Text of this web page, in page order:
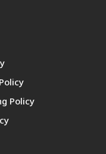
Policy